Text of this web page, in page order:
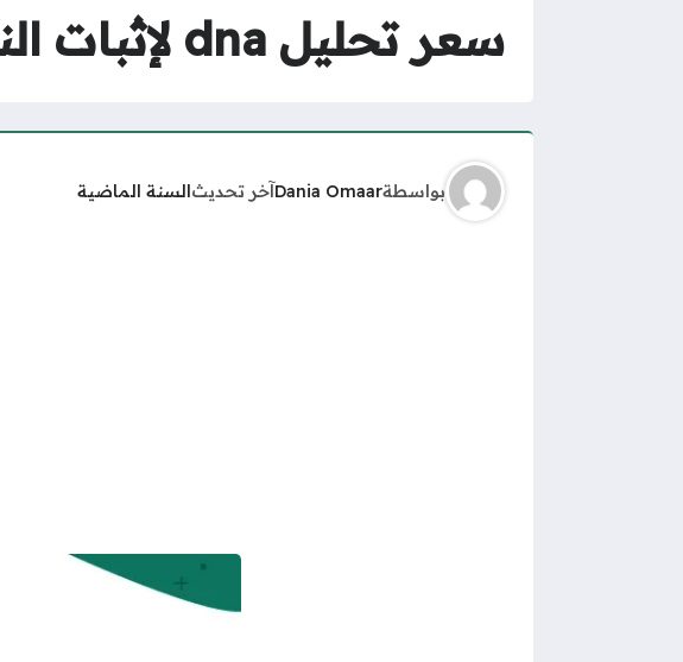
سعر تحليل dna لإثبات النسب في السعودية
بواسطةDania Omaarآخر تحديثالسنة الماضية